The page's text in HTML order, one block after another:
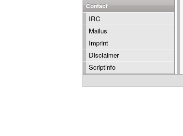
Contact
IRC
Mailus
Imprint
Disclaimer
Scriptinfo